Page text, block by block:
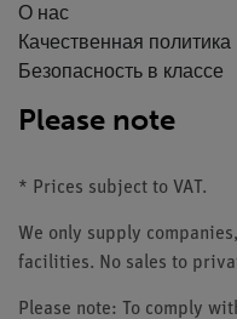
О нас
Качественная политика
Безопасность в классе
Please note
* Prices subject to VAT.
We only supply
facilities. No sales to
Please note: To comply